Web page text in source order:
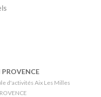
d'activités Aix Les Milles